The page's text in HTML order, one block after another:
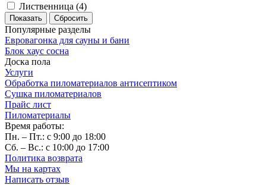
Лиственница (4)
Сбросить
Популярные разделы
Евровагонка для сауны и бани
Блок хаус сосна
Доска пола
Услуги
Обработка пиломатериалов антисептиком
Сушка пиломатериалов
Прайс лист
Пиломатериалы
Время работы:
Пн. – Пт.: с 9:00 до 18:00
Сб. – Вс.: с 10:00 до 17:00
Политика возврата
Мы на картах
Написать отзыв